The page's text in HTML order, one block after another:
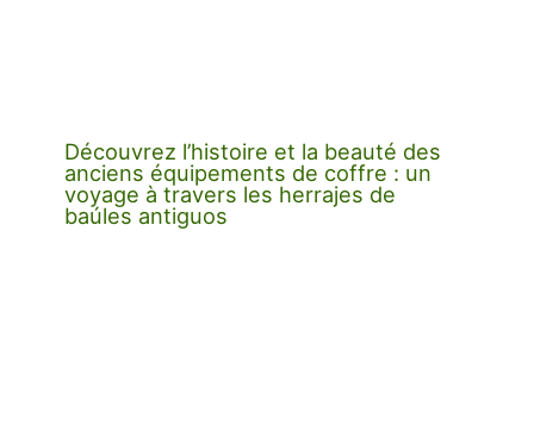
Découvrez l’histoire et la beauté des
anciens équipements de coffre : un
voyage à travers les herrajes de
baúles antiguos